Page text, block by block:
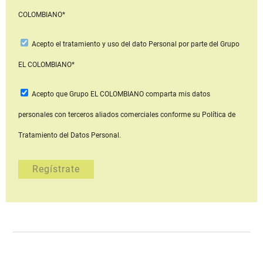
COLOMBIANO*
Acepto el tratamiento y uso del dato Personal por parte del Grupo
EL COLOMBIANO*
Acepto que Grupo EL COLOMBIANOcomparta mis datos
personales con terceros aliados comerciales conforme su Política de
Tratamiento del Datos Personal.